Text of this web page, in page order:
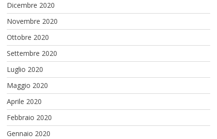
Dicembre 2020
Novembre 2020
Ottobre 2020
Settembre 2020
Luglio 2020
Maggio 2020
Aprile 2020
Febbraio 2020
Gennaio 2020